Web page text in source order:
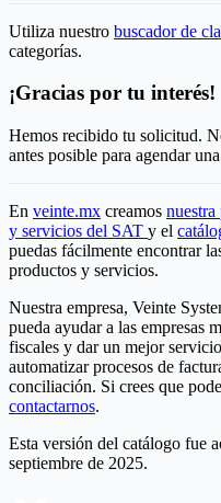
Utiliza nuestro buscador de
categorías.
¡Gracias por tu interés!
Hemos recibido tu solicitud.
antes posible para agendar
En veinte.mx creamos
y servicios del SAT y el
puedas fácilmente encontrar
productos y servicios.
Nuestra empresa, Veinte
pueda ayudar a las empresas
fiscales y dar un mejor
automatizar procesos de
conciliación. Si crees que
contactarnos.
Esta versión del catálogo fue
septiembre de 2025.